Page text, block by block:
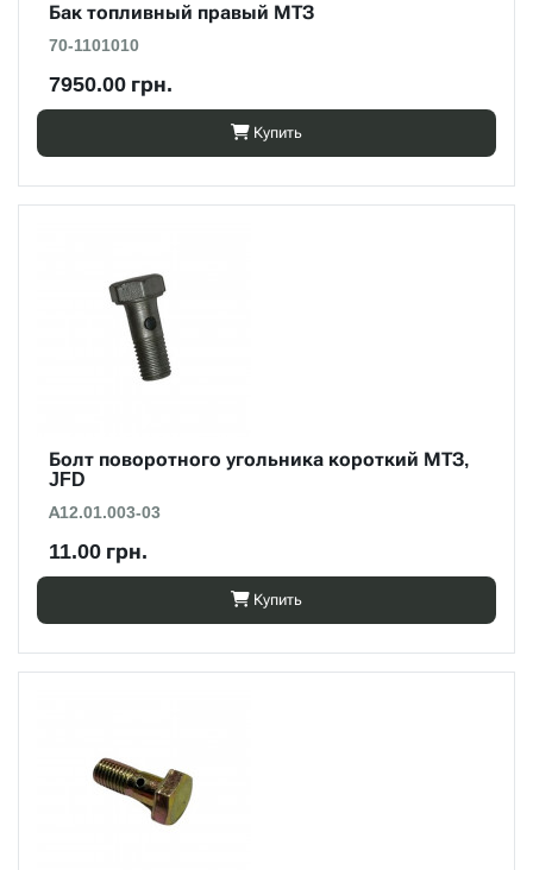
Бак топливный правый МТЗ
70-1101010
7950.00 грн.
Купить
Болт поворотного угольника короткий МТЗ,
JFD
А12.01.003-03
11.00 грн.
Купить